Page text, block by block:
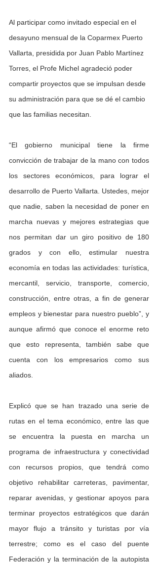
Al participar como invitado especial en el
desayuno mensual de la Coparmex Puerto
Vallarta, presidida por Juan Pablo Martínez
Torres, el Profe Michel agradeció poder
compartir proyectos que se impulsan desde
su administración para que se dé el cambio
que las familias necesitan.
“El gobierno municipal tiene la firme
convicción de trabajar de la mano con todos
los sectores económicos, para lograr el
desarrollo de Puerto Vallarta. Ustedes, mejor
que nadie, saben la necesidad de poner en
marcha nuevas y mejores estrategias que
nos permitan dar un giro positivo de 180
grados y con ello, estimular nuestra
economía en todas las actividades: turística,
mercantil, servicio, transporte, comercio,
construcción, entre otras, a fin de generar
empleos y bienestar para nuestro pueblo”, y
aunque afirmó que conoce el enorme reto
que esto representa, también sabe que
cuenta con los empresarios como sus
aliados.
Explicó que se han trazado una serie de
rutas en el tema económico, entre las que
se encuentra la puesta en marcha un
programa de infraestructura y conectividad
con recursos propios, que tendrá como
objetivo rehabilitar carreteras, pavimentar,
reparar avenidas, y gestionar apoyos para
terminar proyectos estratégicos que darán
mayor flujo a tránsito y turistas por vía
terrestre; como es el caso del puente
Federación y la terminación de la autopista